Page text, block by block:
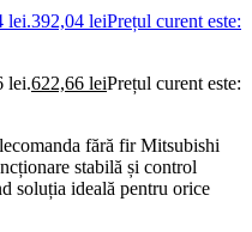
lei.392,04 leiPrețul curent este:
lei.622,66 leiPrețul curent este:
fără fir Mitsubishi
stabilă și control
soluția ideală pentru orice